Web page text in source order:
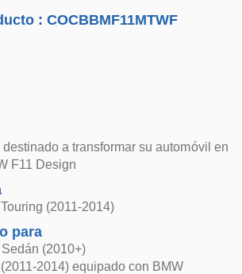
:COCBBMF11MTWF
a transformar su automóvil en
F11 Design
(2011-2014)
para
(2010+)
2014) equipado con BMW